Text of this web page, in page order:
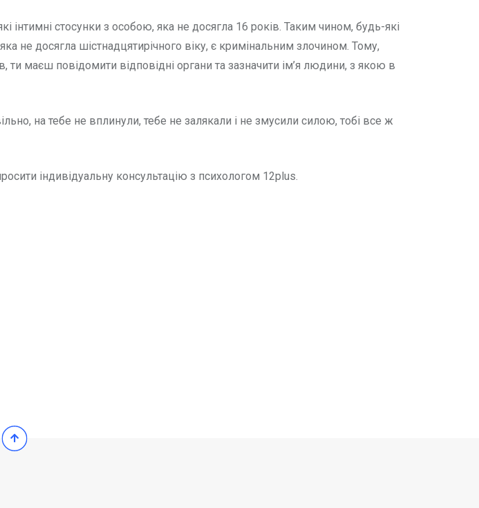
стосунки з особою, яка не досягла 16 років. Таким чином, будь-які
не досягла шістнадцятирічного віку, є кримінальним злочином. Тому,
ти маєш повідомити відповідні органи та зазначити ім’я людини, з якою в
на тебе не вплинули, тебе не залякали і не змусили силою, тобі все ж
індивідуальну консультацію з психологом 12plus.